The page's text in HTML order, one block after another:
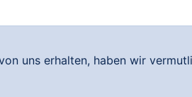
uns erhalten, haben wir